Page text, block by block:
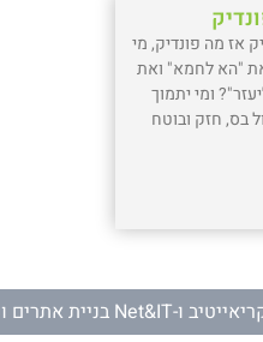
אז מה פונדיק, מי
"הא לחמא" ואת
ומי יתמוך
בס, חזק ובוטח
ו-Net&IT בניית אתרים ושירותי מחשוב